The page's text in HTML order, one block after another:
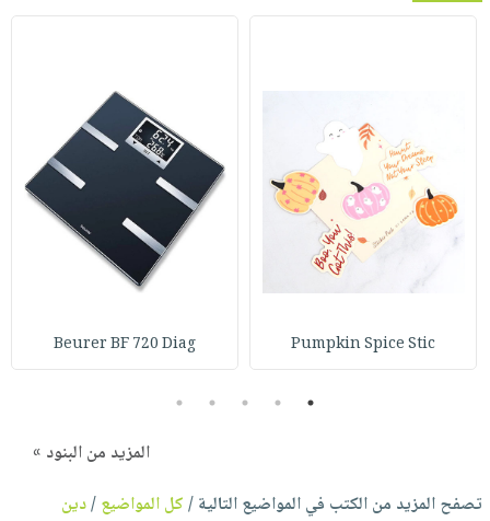
Pumpkin Spice Stic
Beurer BF 720 Diag
1
2
3
4
5
المزيد من البنود »
تصفح المزيد من الكتب في المواضيع التالية /كل المواضيع/دين